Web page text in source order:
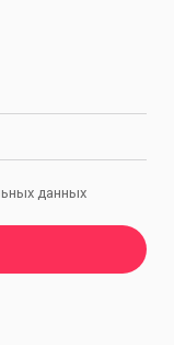
данных